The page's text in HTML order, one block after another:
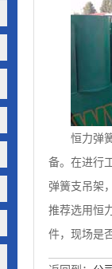
恒力弹
备。在进行
弹簧支吊架
推荐选用恒
件，现场是